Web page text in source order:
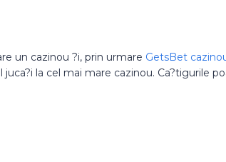
un cazinou ?i, prin urmare GetsBet
la cel mai mare cazinou. Ca?tigurile